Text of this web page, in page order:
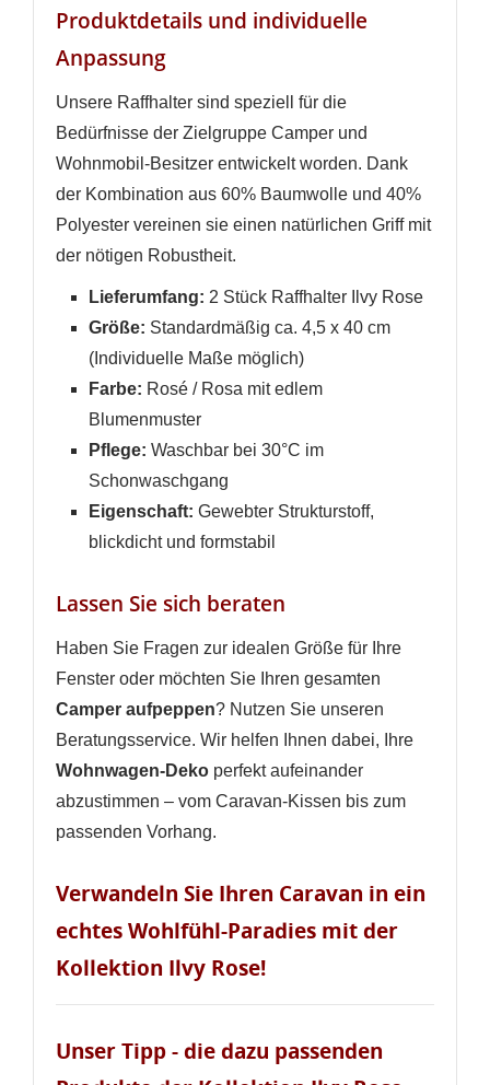
Produktdetails und individuelle
Anpassung
Unsere Raffhalter sind speziell für die
Bedürfnisse der Zielgruppe Camper und
Wohnmobil-Besitzer entwickelt worden. Dank
der Kombination aus 60% Baumwolle und 40%
Polyester vereinen sie einen natürlichen Griff mit
der nötigen Robustheit.
Lieferumfang: 2 Stück Raffhalter Ilvy Rose
Größe: Standardmäßig ca. 4,5 x 40 cm
(Individuelle Maße möglich)
Farbe: Rosé / Rosa mit edlem
Blumenmuster
Pflege: Waschbar bei 30°C im
Schonwaschgang
Eigenschaft: Gewebter Strukturstoff,
blickdicht und formstabil
Lassen Sie sich beraten
Haben Sie Fragen zur idealen Größe für Ihre
Fenster oder möchten Sie Ihren gesamten
Camper aufpeppen? Nutzen Sie unseren
Beratungsservice. Wir helfen Ihnen dabei, Ihre
Wohnwagen-Deko perfekt aufeinander
abzustimmen – vom Caravan-Kissen bis zum
passenden Vorhang.
Verwandeln Sie Ihren Caravan in ein
echtes Wohlfühl-Paradies mit der
Kollektion Ilvy Rose!
Unser Tipp - die dazu passenden